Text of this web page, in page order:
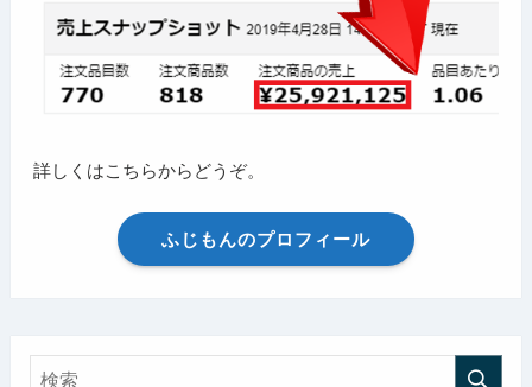
詳しくはこちらからどうぞ。
ふじもんのプロフィール